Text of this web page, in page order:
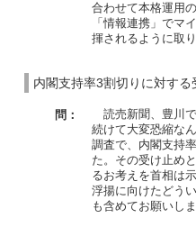
合わせて本格運用
「情報連携」でマ
揮されるように取
内閣支持率3割切りに対する
問：
読売新聞、豊川
続けて大変恐縮な
調査で、内閣支持
た。その受け止め
るお考えを首相は
浮揚に向けたどう
も含めてお願いしま